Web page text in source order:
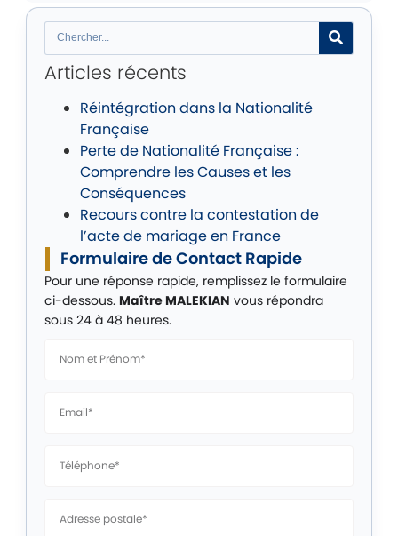
Articles récents
Réintégration dans la Nationalité
Française
Perte de Nationalité Française :
Comprendre les Causes et les
Conséquences
Recours contre la contestation de
l’acte de mariage en France
Formulaire de Contact Rapide
Pour une réponse rapide, remplissez le formulaire
ci-dessous. Maître MALEKIAN vous répondra
sous 24 à 48 heures.